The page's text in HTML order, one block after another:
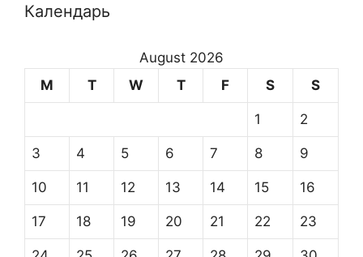
Календарь
August 2026
M
T W T F S S
1 2
3 4 5 6 7 8 9
10 11 12 13 14 15 16
17 18 19 20 21 22 23